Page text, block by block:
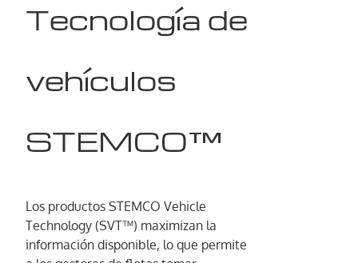
Tecnología de
vehículos
STEMCO™
Los productos STEMCO Vehicle
Technology (SVT™) maximizan la
información disponible, lo que permite